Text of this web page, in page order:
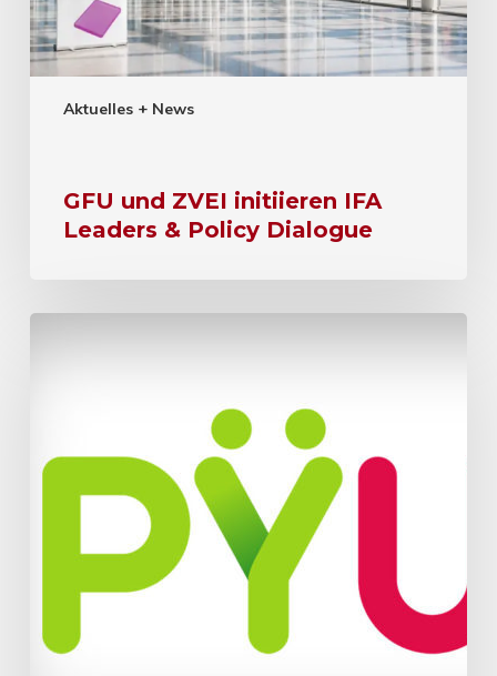
Aktuelles + News
GFU und ZVEI initiieren IFA
Leaders & Policy Dialogue